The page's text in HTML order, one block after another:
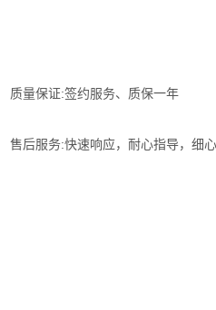
质量保证:签约服务、质保一年
售后服务:快速响应，耐心指导，细